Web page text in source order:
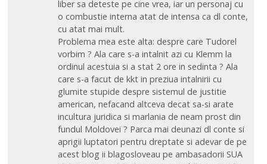
liber sa deteste pe cine vrea, iar un personaj cu
o combustie interna atat de intensa ca dl conte,
cu atat mai mult.
Problema mea este alta: despre care Tudorel
vorbim ? Ala care s-a intalnit azi cu Klemm la
ordinul acestuia si a stat 2 ore in sedinta ? Ala
care s-a facut de kkt in preziua intalnirii cu
glumite stupide despre sistemul de justitie
american, nefacand altceva decat sa-si arate
incultura juridica si marlania de neam prost din
fundul Moldovei ? Parca mai deunazi dl conte si
aprigii luptatori pentru dreptate si adevar de pe
acest blog ii blagosloveau pe ambasadorii SUA